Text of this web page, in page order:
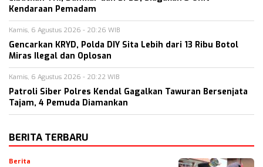
Kendaraan Pemadam
Kamis, 6 Agustus 2026 - 20:26 WIB
Gencarkan KRYD, Polda DIY Sita Lebih dari 13 Ribu Botol
Miras Ilegal dan Oplosan
Kamis, 6 Agustus 2026 - 20:22 WIB
Patroli Siber Polres Kendal Gagalkan Tawuran Bersenjata
Tajam, 4 Pemuda Diamankan
BERITA TERBARU
Berita